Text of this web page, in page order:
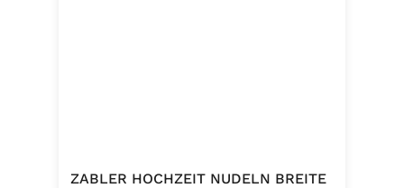
ZABLER HOCHZEIT NUDELN BREITE